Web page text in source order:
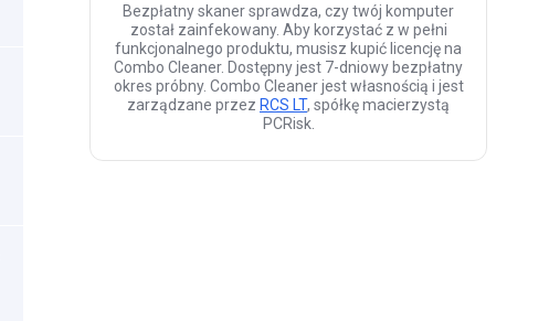
Bezpłatny skaner sprawdza, czy twój komputer
został zainfekowany. Aby korzystać z w pełni
funkcjonalnego produktu, musisz kupić licencję na
Combo Cleaner. Dostępny jest 7-dniowy bezpłatny
okres próbny. Combo Cleaner jest własnością i jest
zarządzane przez RCS LT, spółkę macierzystą
PCRisk.